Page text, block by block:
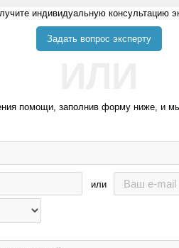
индивидуальную консультацию
Задать вопрос эксперту
помощи, заполнив форму ниже, и
или